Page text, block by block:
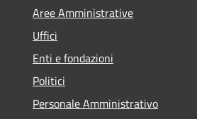
Aree Amministrative
Uffici
Enti e fondazioni
Politici
Personale Amministrativo